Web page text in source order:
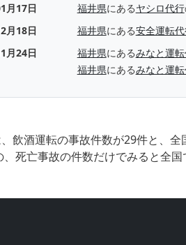
月17日
福井県にあるヤシロ代行
月18日
福井県にある安全運転
月24日
福井県にあるみなと運
福井県にあるみなと運
飲酒運転の事故件数が29件と、
死亡事故の件数だけでみると全国